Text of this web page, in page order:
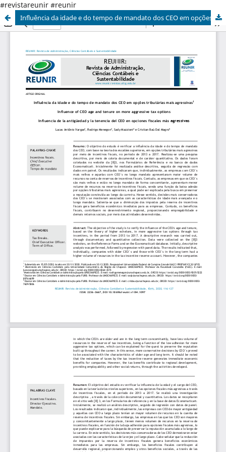
#revistareunir #reunir
Influência da idade e do tempo de mandato dos CEO em opções tributárias mais agressivas